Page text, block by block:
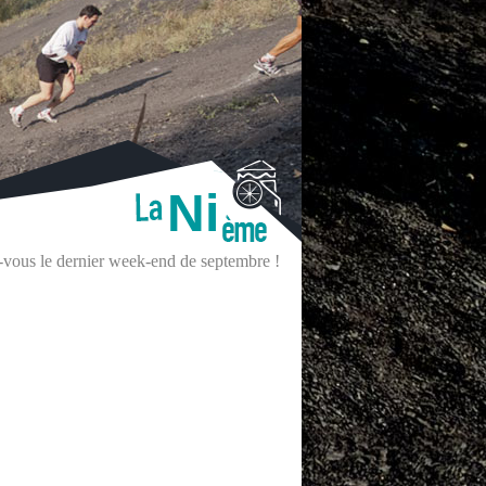
Ni
le dernier week-end de septembre !